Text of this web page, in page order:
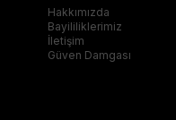
Hakkımızda
Bayililiklerimiz
İletişim
Güven Damgası